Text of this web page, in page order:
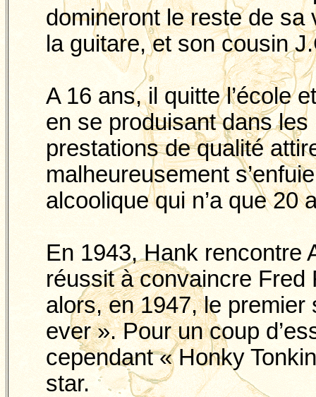
domineront le reste de sa
la guitare, et son cousin
A 16 ans, il quitte l’école
en se produisant dans les
prestations de qualité
malheureusement
alcoolique qui n’a que 20
En 1943, Hank rencontre
réussit à convaincre Fred
alors, en 1947, le
ever». Pour un coup
cependant «Honky
star.